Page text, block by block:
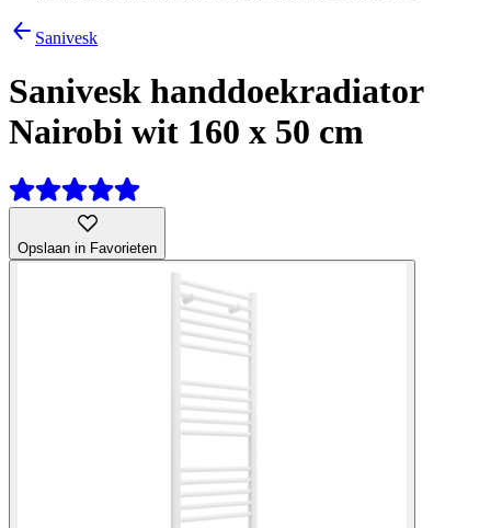
Sanivesk
Sanivesk handdoekradiator
Nairobi wit 160 x 50 cm
Opslaan in Favorieten